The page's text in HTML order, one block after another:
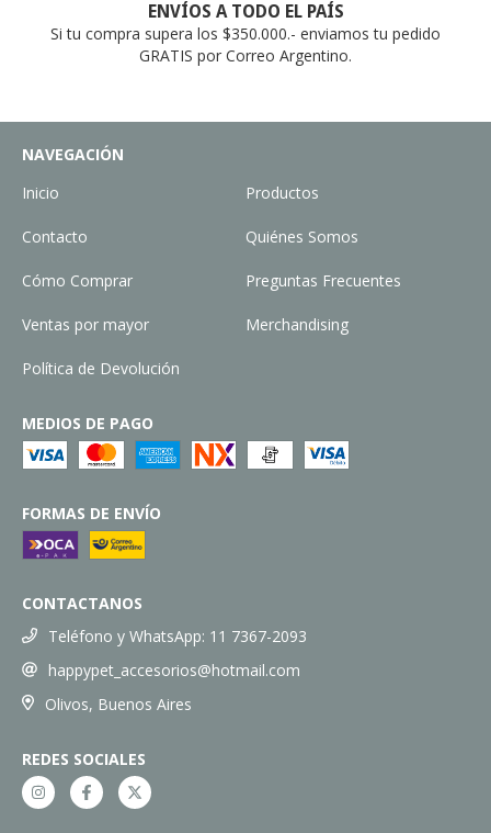
ENVÍOS A TODO EL PAÍS
Si tu compra supera los $350.000.- enviamos tu pedido
GRATIS por Correo Argentino.
NAVEGACIÓN
Inicio
Productos
Contacto Quiénes Somos
Cómo Comprar Preguntas Frecuentes
Ventas por mayor Merchandising
Política de Devolución
MEDIOS DE PAGO
FORMAS DE ENVÍO
CONTACTANOS
Teléfono y WhatsApp: 11 7367-2093
happypet_accesorios@hotmail.com
Olivos, Buenos Aires
REDES SOCIALES